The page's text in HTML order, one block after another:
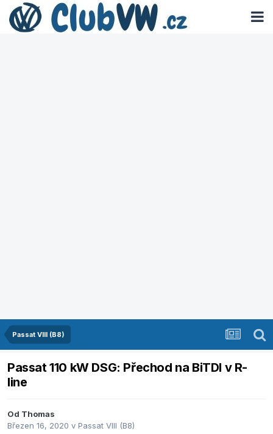
Passat VIII (B8)
Passat 110 kW DSG: Přechod na BiTDI v R-
line
Od Thomas
Březen 16, 2020 v Passat VIII (B8)